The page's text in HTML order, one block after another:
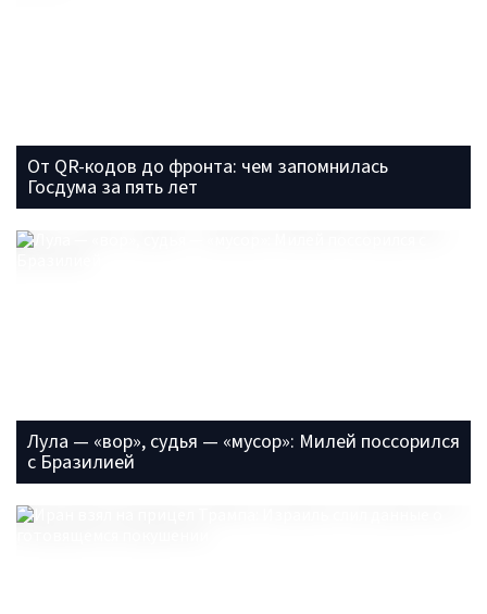
От QR-кодов до фронта: чем запомнилась
Госдума за пять лет
Лула — «вор», судья — «мусор»: Милей поссорился
с Бразилией